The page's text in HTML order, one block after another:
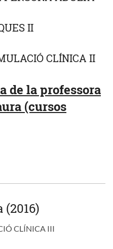
II
CLÍNICA II
de la professora
(cursos
CLÍNICA III